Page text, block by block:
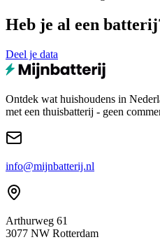
Heb je al een
Deel je data
Ontdek wat huishoudens in
met een thuisbatterij - geen
info@mijnbatterij.nl
Arthurweg 61
3077 NW Rotterdam